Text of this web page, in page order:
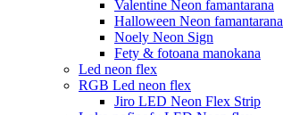
Valentine Neon famantarana
Halloween Neon famantarana
Noely Neon Sign
Fety & fotoana manokana
Led neon flex
RGB Led neon flex
Jiro LED Neon Flex Strip